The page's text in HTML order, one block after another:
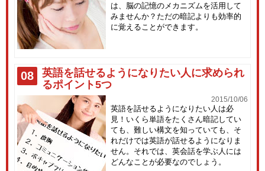
は、脳の記憶のメカニズムを活用して
みませんか？ただの暗記よりも効率的
に覚えることができます。
08
英語を話せるようになりたい人に求められ
るポイント5つ
2015/10/06
英語を話せるようになりたい人は必
見！いくら単語をたくさん暗記してい
ても、難しい構文を知っていても、そ
れだけでは英語が話せるようになりま
せん。それでは、英会話を学ぶ人には
どんなことが必要なのでしょう。